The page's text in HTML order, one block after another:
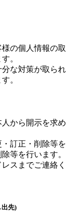
の個人情報の取
。
な対策が取られ
。
から開示を求め
訂正・削除等を
等を行います。
スまでご連絡く
先)